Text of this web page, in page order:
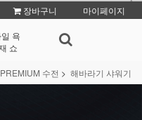
장바구니
마이페이지
PREMIUM 수전 해바라기 샤워기